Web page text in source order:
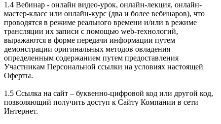
1.4 Вебинар - онлайн видео-урок, онлайн-лекция, онлайн-
мастер-класс или онлайн-курс (два и более вебинаров), что
проводятся в режиме реального времени и/или в режиме
трансляции их записи с помощью web-технологий,
выражаются в форме передачи информации путем
демонстрации оригинальных методов овладения
определенным содержанием путем предоставления
Участникам Персональной ссылки на условиях настоящей
Оферты.
1.5 Ссылка на сайт – буквенно-цифровой код или другой код,
позволяющий получить доступ к Сайту Компании в сети
Интернет.